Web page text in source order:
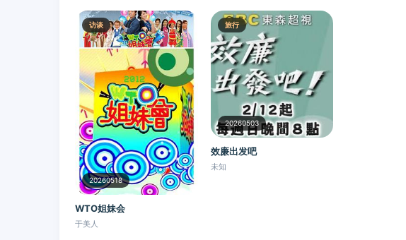
访谈
20260518
WTO姐妹会
于美人
旅行
20260503
效廉出发吧
未知